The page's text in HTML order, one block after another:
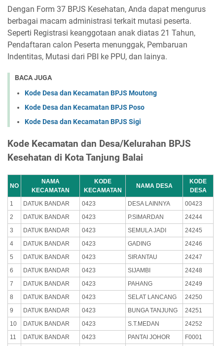
Dengan Form 37 BPJS Kesehatan, Anda dapat mengurus
berbagai macam administrasi terkait mutasi peserta.
Seperti Registrasi keanggotaan anak diatas 21 Tahun,
Pendaftaran calon Peserta menunggak, Pembaruan
Indentitas, Mutasi dari PBI ke PPU, dan lainya.
BACA JUGA
Kode Desa dan Kecamatan BPJS Moutong
Kode Desa dan Kecamatan BPJS Poso
Kode Desa dan Kecamatan BPJS Sigi
Kode Kecamatan dan Desa/Kelurahan BPJS
Kesehatan di Kota Tanjung Balai
NO
NAMA
KECAMATAN
KODE
KECAMATAN
NAMA DESA
KODE
DESA
1
DATUK BANDAR 0423 DESA LAINNYA
00423
2
DATUK BANDAR 0423 P.SIMARDAN
24244
3
DATUK BANDAR 0423 SEMULA JADI
24245
4
DATUK BANDAR 0423 GADING
24246
5
DATUK BANDAR 0423 SIRANTAU
24247
6
DATUK BANDAR 0423 SIJAMBI
24248
7
DATUK BANDAR 0423 PAHANG
24249
8
DATUK BANDAR 0423 SELAT LANCANG
24250
9
DATUK BANDAR 0423 BUNGA TANJUNG
24251
10
DATUK BANDAR 0423 S.T.MEDAN
24252
11
DATUK BANDAR 0423 PANTAI JOHOR F0001